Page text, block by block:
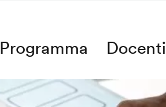
Programma Docenti